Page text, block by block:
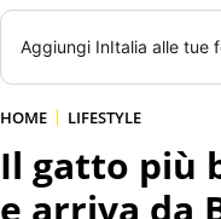
Aggiungi InItalia alle tue
HOME LIFESTYLE
Il gatto più
e arriva da